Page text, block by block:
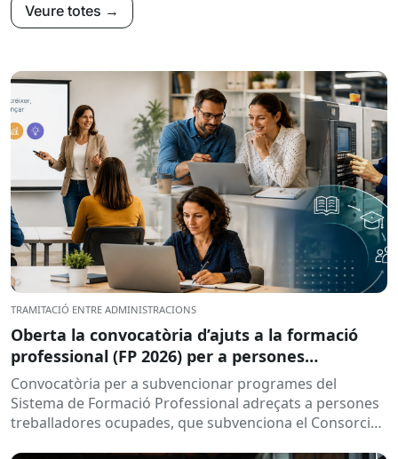
Veure totes →
TRAMITACIÓ ENTRE ADMINISTRACIONS
Oberta la convocatòria d’ajuts a la formació
professional (FP 2026) per a persones
treballadores ocupades
Convocatòria per a subvencionar programes del
Sistema de Formació Professional adreçats a persones
treballadores ocupades, que subvenciona el Consorci